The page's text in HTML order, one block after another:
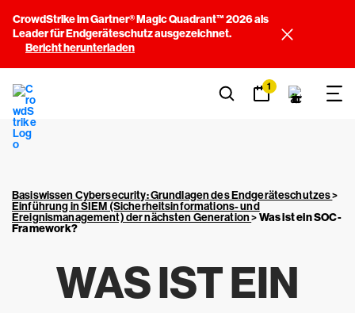
CrowdStrike im Gartner® Magic Quadrant™ 2026 als
Leader für Endgeräteschutz ausgezeichnet.
Bericht herunterladen
1
Basiswissen Cybersecurity: Grundlagen des Endgeräteschutzes>
Einführung in SIEM (Sicherheitsinformations- und
Ereignismanagement) der nächsten Generation>Was ist ein SOC-
Framework?
WAS IST EIN